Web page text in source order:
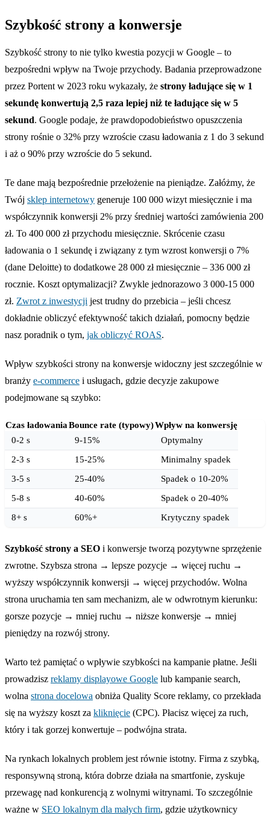
Szybkość strony a konwersje
Szybkość strony to nie tylko kwestia pozycji w Google – to
bezpośredni wpływ na Twoje przychody. Badania przeprowadzone
przez Portent w 2023 roku wykazały, że strony ładujące się w 1
sekundę konwertują 2,5 raza lepiej niż te ładujące się w 5
sekund. Google podaje, że prawdopodobieństwo opuszczenia
strony rośnie o 32% przy wzroście czasu ładowania z 1 do 3 sekund
i aż o 90% przy wzroście do 5 sekund.
Te dane mają bezpośrednie przełożenie na pieniądze. Załóżmy, że
Twój sklep internetowy generuje 100 000 wizyt miesięcznie i ma
współczynnik konwersji 2% przy średniej wartości zamówienia 200
zł. To 400 000 zł przychodu miesięcznie. Skrócenie czasu
ładowania o 1 sekundę i związany z tym wzrost konwersji o 7%
(dane Deloitte) to dodatkowe 28 000 zł miesięcznie – 336 000 zł
rocznie. Koszt optymalizacji? Zwykle jednorazowo 3 000-15 000
zł. Zwrot z inwestycji jest trudny do przebicia – jeśli chcesz
dokładnie obliczyć efektywność takich działań, pomocny będzie
nasz poradnik o tym, jak obliczyć ROAS.
Wpływ szybkości strony na konwersje widoczny jest szczególnie w
branży e-commerce i usługach, gdzie decyzje zakupowe
podejmowane są szybko:
Czas ładowaniaBounce rate (typowy)Wpływ na konwersję
0-2 s
9-15%
Optymalny
2-3 s
15-25%
Minimalny spadek
3-5 s
25-40%
Spadek o 10-20%
5-8 s
40-60%
Spadek o 20-40%
8+ s
60%+ Krytyczny spadek
Szybkość strony a SEO i konwersje tworzą pozytywne sprzężenie
zwrotne. Szybsza strona → lepsze pozycje → więcej ruchu →
wyższy współczynnik konwersji → więcej przychodów. Wolna
strona uruchamia ten sam mechanizm, ale w odwrotnym kierunku:
gorsze pozycje → mniej ruchu → niższe konwersje → mniej
pieniędzy na rozwój strony.
Warto też pamiętać o wpływie szybkości na kampanie płatne. Jeśli
prowadzisz reklamy displayowe Google lub kampanie search,
wolna strona docelowa obniża Quality Score reklamy, co przekłada
się na wyższy koszt za kliknięcie (CPC). Płacisz więcej za ruch,
który i tak gorzej konwertuje – podwójna strata.
Na rynkach lokalnych problem jest równie istotny. Firma z szybką,
responsywną stroną, która dobrze działa na smartfonie, zyskuje
przewagę nad konkurencją z wolnymi witrynami. To szczególnie
ważne w SEO lokalnym dla małych firm, gdzie użytkownicy